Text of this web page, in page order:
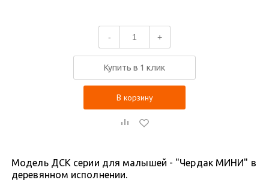
- +
Купить в 1 клик
В корзину
Модель ДСК серии для малышей - "Чердак МИНИ" в
деревянном исполнении.